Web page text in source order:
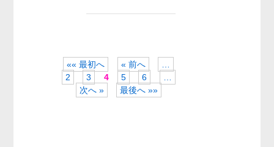
«« 最初へ « 前へ
2
3 4 5 6
次へ »
最後へ »»